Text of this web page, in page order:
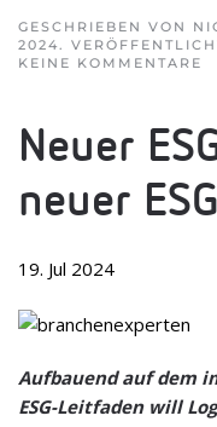
GESCHRIEBEN VON
2024.
KEINE KOMMENTARE
Neuer
neuer
19. Jul 2024
Auf­bau­end auf dem
ESG-Leit­fa­den will